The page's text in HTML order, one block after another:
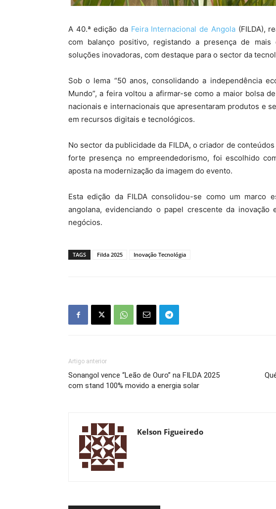
A 40.ª edição da Feira Internacional de Angola(FILDA),
com balanço positivo, registando a presença de
soluções inovadoras, com destaque para o sector da
Sob o lema “50 anos, consolidando a independência
Mundo”, a feira voltou a afirmar-se como a maior bolsa
nacionais e internacionais que apresentaram produtos e
em recursos digitais e tecnológicos.
No sector da publicidade da FILDA, o criador de
forte presença no empreendedorismo, foi escolhido
aposta na modernização da imagem do evento.
Esta edição da FILDA consolidou-se como um marco
angolana, evidenciando o papel crescente da inovação
negócios.
TAGS Filda 2025 Inovação Tecnológia
Artigo anterior
Sonangol vence “Leão de Ouro” na FILDA 2025
com stand 100% movido a energia solar
Kelson Figueiredo